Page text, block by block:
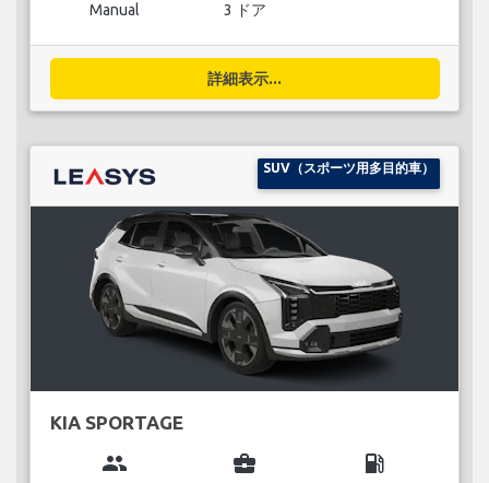
Manual 3 ドア
詳細表示...
SUV（スポーツ用多目的車）
KIA SPORTAGE
group business_center local_gas_station